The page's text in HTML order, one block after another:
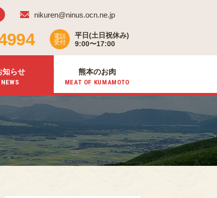
nikuren@ninus.ocn.ne.jp
電話
受付
平日(土日祝休み)
9:00〜17:00
知らせ
NEWS
熊本のお肉
MEAT OF KUMAMOTO